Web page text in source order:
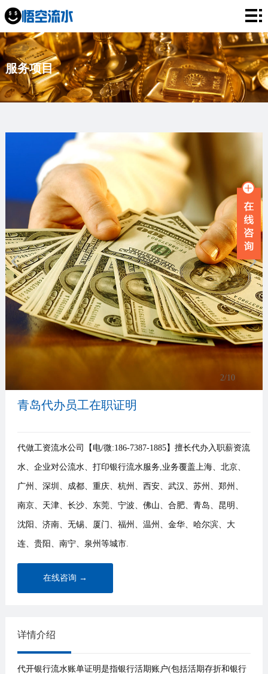
网
站
首
页
银
行
流
工
资
薪
水
目
资
讯
牌
故
事
联
系
我
服务项目
3/10
青岛代办员工在职证明
代做工资流水公司【电/微:186-7387-1885】擅长代办入职薪资流
水、企业对公流水、打印银行流水服务,业务覆盖上海、北京、
广州、深圳、成都、重庆、杭州、西安、武汉、苏州、郑州、
南京、天津、长沙、东莞、宁波、佛山、合肥、青岛、昆明、
沈阳、济南、无锡、厦门、福州、温州、金华、哈尔滨、大
连、贵阳、南宁、泉州等城市.
在线咨询 →
详情介绍
代开银行流水账单证明是指银行活期账户(包括活期存折和银行